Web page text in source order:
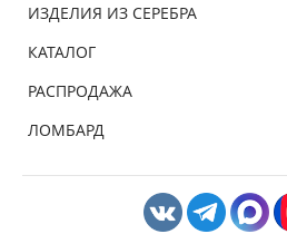
ИЗДЕЛИЯ ИЗ СЕРЕБРА
КАТАЛОГ
РАСПРОДАЖА
ЛОМБАРД